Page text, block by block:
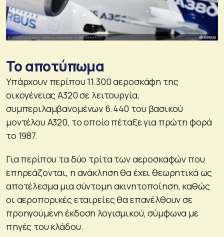
Το αποτύπωμα
Υπάρχουν περίπου 11.300 αεροσκάφη της
οικογένειας A320 σε λειτουργία,
συμπεριλαμβανομένων 6.440 του βασικού
μοντέλου A320, το οποίο πέταξε για πρώτη φορά
το 1987.
Για περίπου τα δύο τρίτα των αεροσκαφών που
επηρεάζονται, η ανάκληση θα έχει θεωρητικά ως
αποτέλεσμα μια σύντομη ακινητοποίηση, καθώς
οι αεροπορικές εταιρείες θα επανέλθουν σε
προηγούμενη έκδοση λογισμικού, σύμφωνα με
πηγές του κλάδου.